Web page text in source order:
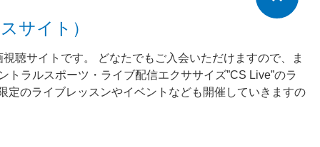
サイト）
聴サイトです。 どなたでもご入会いただけますので、ま
ラルスポーツ・ライブ配信エクササイズ”CS Live”のラ
のライブレッスンやイベントなども開催していきますの